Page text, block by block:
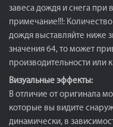
завеса дождя и снега при
примечание!!!:
дождя выставляйте ниже
значения 64, то может
производительности или
Визуальные эффекты:
В отличие от оригинала
которые вы видите
динамически, в